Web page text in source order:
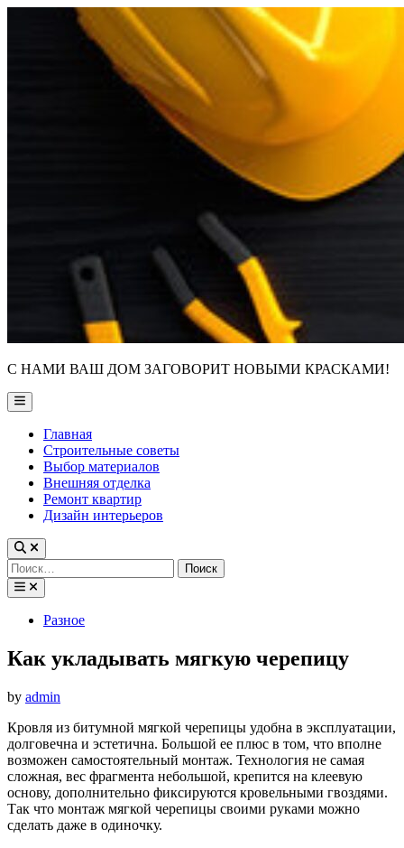
С НАМИ ВАШ ДОМ ЗАГОВОРИТ НОВЫМИ КРАСКАМИ!
Main
Menu
Главная
Строительные советы
Выбор материалов
Внешняя отделка
Ремонт квартир
Дизайн интерьеров
Найти:
PostedРазное
Как укладывать мягкую черепицу
by admin
Кровля из битумной мягкой черепицы удобна в эксплуатации,
долговечна и эстетична. Большой ее плюс в том, что вполне
возможен самостоятельный монтаж. Технология не самая
сложная, вес фрагмента небольшой, крепится на клеевую
основу, дополнительно фиксируются кровельными гвоздями.
Так что монтаж мягкой черепицы своими руками можно
сделать даже в одиночку.